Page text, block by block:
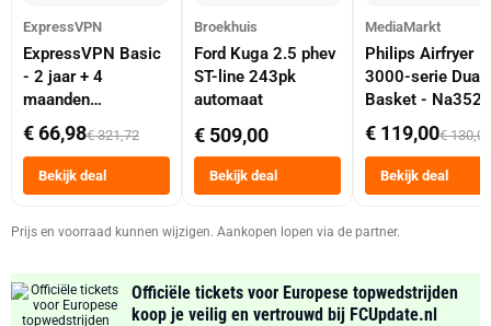
ExpressVPN
ExpressVPN Basic
- 2 jaar + 4
maanden
abonnement
€ 66,98€ 321,72
Bekijk deal
Broekhuis
Ford Kuga 2.5 phev
ST-line 243pk
automaat
€ 509,00
Bekijk deal
MediaMarkt
Philips Airfryer
3000-serie Dual
Basket -
Dubbele Mand 9
Tot 6 Personen
Heteluchtfriteuse
Zwart
€ 119,00€ 130,00
Bekijk deal
Prijs en voorraad kunnen wijzigen. Aankopen lopen via de partner.
Officiële tickets voor Europese topwedstrijden
koop je veilig en vertrouwd bij FCUpdate.nl